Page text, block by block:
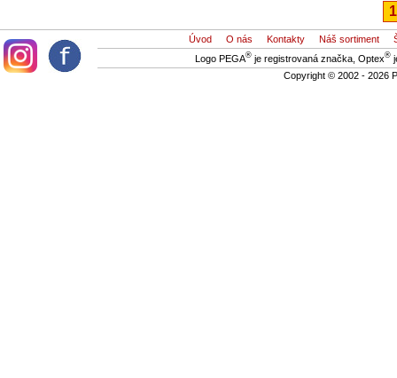
1
Úvod O nás Kontakty Náš sortiment
Logo PEGA® je registrovaná značka, Optex®
Copyright © 2002 - 2026